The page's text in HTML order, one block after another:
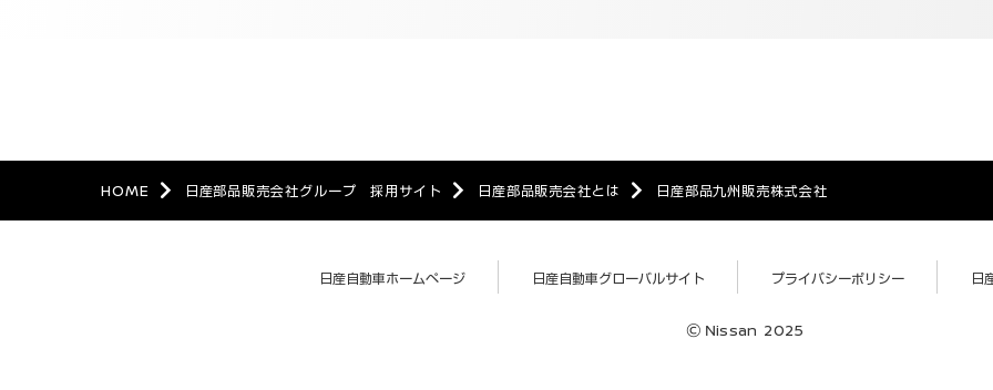
HOME 日産部品販売会社グループ 採用サイト 日産部品販売会社とは 日産部品九州販売株式会社
日産自動車ホームページ 日産自動車グローバルサイト プライバシーポリシー 日
© Nissan 2025